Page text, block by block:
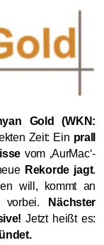
Gold (WKN:
Zeit: Ein prall
vom ‚AurMac‘-
Rekorde jagt.
will, kommt an
Nächster
Jetzt heißt es: